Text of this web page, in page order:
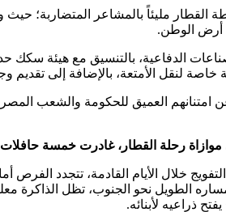
مليئاً بالمشاعر المتضاربة؛ حيث
أرض الوطن.
الدفاعية، بالتنسيق مع هيئة سكك
خاصة لنقل الأمتعة، بالإضافة إلى تقديم
امتنانهم العميق للحكومة والشعب
رحلة القطار، غادرت خمسة حافلات نقل جماعي من ميدان عابدين
خلال الأيام القادمة، تتجدد الفرص
الطويل نحو الجنوب، تظل الذاكرة
ذراعيه لأبنائه.